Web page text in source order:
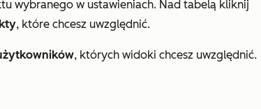
wybranego w ustawieniach. Nad tabelą kliknij
, które chcesz uwzględnić.
, których widoki chcesz uwzględnić.